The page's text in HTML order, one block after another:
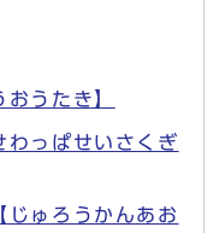
うたき】
わっぱせいさくぎ
じゅろうかんあお